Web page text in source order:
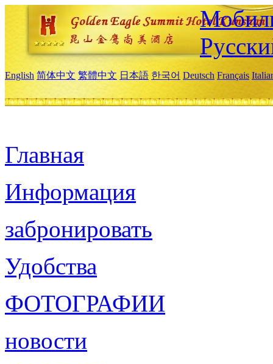
English 简体中文 繁體中文 日本語 한국어 Deutsch Français
Главная
Информация
забронировать
Удобства
ФОТОГРАФИИ
новости